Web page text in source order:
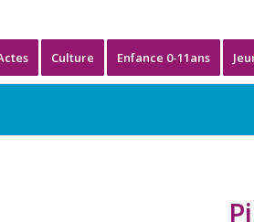
Culture Enfance 0-11ans